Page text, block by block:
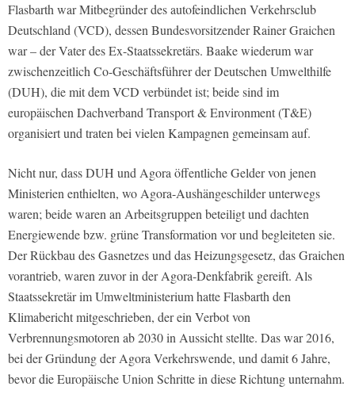
Flasbarth war Mitbegründer des autofeindlichen Verkehrsclub
Deutschland (VCD), dessen Bundesvorsitzender Rainer Graichen
war – der Vater des Ex-Staatssekretärs. Baake wiederum war
zwischenzeitlich Co-Geschäftsführer der Deutschen Umwelthilfe
(DUH), die mit dem VCD verbündet ist; beide sind im
europäischen Dachverband Transport & Environment (T&E)
organisiert und traten bei vielen Kampagnen gemeinsam auf.
Nicht nur, dass DUH und Agora öffentliche Gelder von jenen
Ministerien enthielten, wo Agora-Aushängeschilder unterwegs
waren; beide waren an Arbeitsgruppen beteiligt und dachten
Energiewende bzw. grüne Transformation vor und begleiteten sie.
Der Rückbau des Gasnetzes und das Heizungsgesetz, das Graichen
vorantrieb, waren zuvor in der Agora-Denkfabrik gereift. Als
Staatssekretär im Umweltministerium hatte Flasbarth den
Klimabericht mitgeschrieben, der ein Verbot von
Verbrennungsmotoren ab 2030 in Aussicht stellte. Das war 2016,
bei der Gründung der Agora Verkehrswende, und damit 6 Jahre,
bevor die Europäische Union Schritte in diese Richtung unternahm.